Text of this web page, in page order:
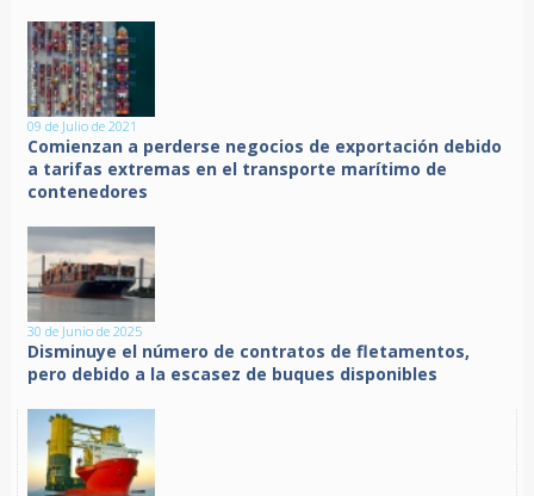
09 de Julio de 2021
Comienzan a perderse negocios de exportación debido
a tarifas extremas en el transporte marítimo de
contenedores
30 de Junio de 2025
Disminuye el número de contratos de fletamentos,
pero debido a la escasez de buques disponibles